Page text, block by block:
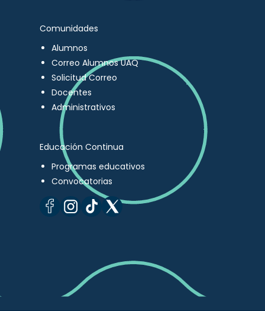
Comunidades
Alumnos
Correo Alumnos UAQ
Solicitud Correo
Docentes
Administrativos
Educación Continua
Programas educativos
Convocatorias